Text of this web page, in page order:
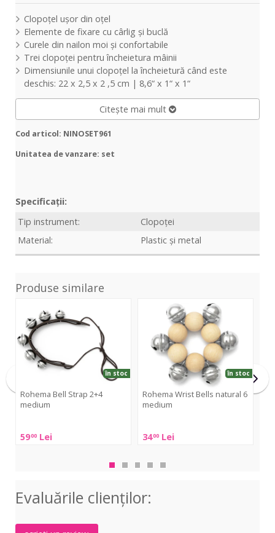
Clopoțel ușor din oțel
Elemente de fixare cu cârlig și buclă
Curele din nailon moi și confortabile
Trei clopoței pentru încheietura mâinii
Dimensiunile unui clopoțel la încheietură când este
deschis: 22 x 2,5 x 2 ,5 cm | 8,6“ x 1“ x 1“
Citește mai mult
Cod articol: NINOSET961
Unitatea de vanzare: set
Specificații:
Tip instrument:
Clopoței
Material:
Plastic și metal
Produse similare
Strap
2+4
medium
Rohema Bell Strap 2+4
medium
5900 Lei
în stoc
Bell
medium
Rohema Wrist Bells natural 6
medium
3400 Lei
în stoc
Wrist
natural
medium
Evaluările clienţilor: